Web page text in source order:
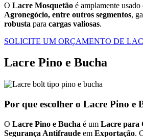
O Lacre Mosquetão é amplamente usado
Agronegócio, entre outros segmentos,
robusta para cargas valiosas.
SOLICITE UM ORÇAMENTO DE
Lacre Pino e Bucha
Por que escolher o Lacre Pino e
O Lacre Pino e Bucha é um Lacre para
Segurança Antifraude em Exportação.